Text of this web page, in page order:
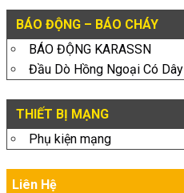
BÁO ĐỘNG – BÁO CHÁY
BÁO ĐỘNG KARASSN
Đầu Dò Hồng Ngoại Có Dây
THIẾT BỊ MẠNG
Phụ kiện mạng
Liên Hệ